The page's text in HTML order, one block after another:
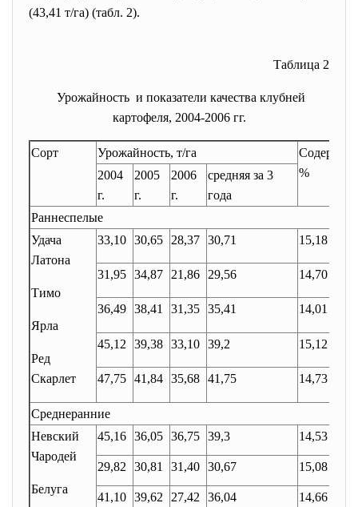
(43,41 т/га) (табл. 2).
Таблица 2
Урожайность и показатели качества клубней
картофеля, 2004-2006 гг.
Сорт Урожайность, т/га
%
2004
г.
2005
г.
2006
г.
средняя за 3
года
Раннеспелые
Удача
Латона
Тимо
Ярла
Ред
Скарлет
33,10 30,65 28,37 30,71 15,18
31,95 34,87 21,86 29,56 14,70
36,49 38,41 31,35 35,41 14,01
45,12 39,38 33,10 39,2 15,12
47,75 41,84 35,68 41,75 14,73
Среднеранние
Невский
Чародей
Белуга
45,16 36,05 36,75 39,3 14,53
29,82 30,81 31,40 30,67 15,08
41,10 39,62 27,42 36,04 14,66